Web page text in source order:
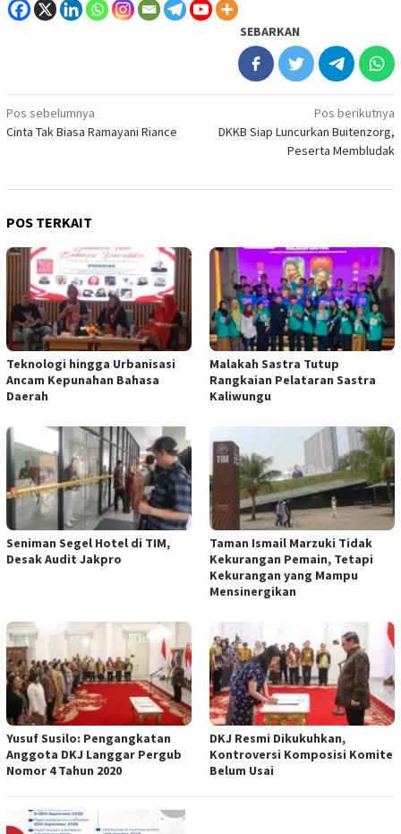
SEBARKAN
Navigasi
pos
Pos sebelumnya
Cinta Tak Biasa Ramayani Riance
Pos berikutnya
DKKB Siap Luncurkan Buitenzorg,
Peserta Membludak
POS TERKAIT
Teknologi hingga Urbanisasi
Ancam Kepunahan Bahasa
Daerah
Malakah Sastra Tutup
Rangkaian Pelataran Sastra
Kaliwungu
Seniman Segel Hotel di TIM,
Desak Audit Jakpro
Taman Ismail Marzuki Tidak
Kekurangan Pemain, Tetapi
Kekurangan yang Mampu
Mensinergikan
Yusuf Susilo: Pengangkatan
Anggota DKJ Langgar Pergub
Nomor 4 Tahun 2020
DKJ Resmi Dikukuhkan,
Kontroversi Komposisi Komite
Belum Usai